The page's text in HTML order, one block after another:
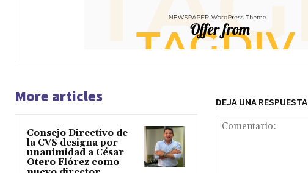
More articles
Consejo Directivo de
la CVS designa por
unanimidad a César
Otero Flórez como
DEJA UNA RESPUESTA